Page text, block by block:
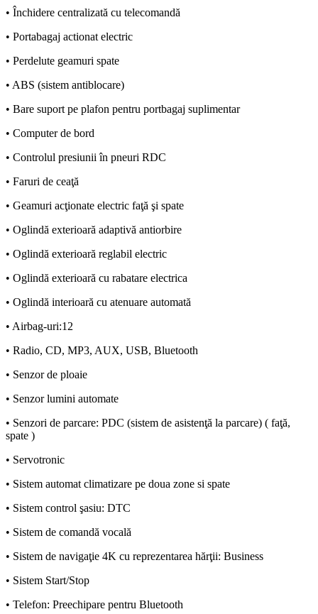
• Închidere centralizată cu telecomandă
• Portabagaj actionat electric
• Perdelute geamuri spate
• ABS (sistem antiblocare)
• Bare suport pe plafon pentru portbagaj suplimentar
• Computer de bord
• Controlul presiunii în pneuri RDC
• Faruri de ceaţă
• Geamuri acţionate electric faţă şi spate
• Oglindă exterioară adaptivă antiorbire
• Oglindă exterioară reglabil electric
• Oglindă exterioară cu rabatare electrica
• Oglindă interioară cu atenuare automată
• Airbag-uri:12
• Radio, CD, MP3, AUX, USB, Bluetooth
• Senzor de ploaie
• Senzor lumini automate
• Senzori de parcare: PDC (sistem de asistenţă la parcare) ( faţă,
spate )
• Servotronic
• Sistem automat climatizare pe doua zone si spate
• Sistem control şasiu: DTC
• Sistem de comandă vocală
• Sistem de navigaţie 4K cu reprezentarea hărţii: Business
• Sistem Start/Stop
• Telefon: Preechipare pentru Bluetooth